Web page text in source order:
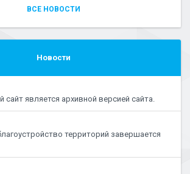
ВСЕ НОВОСТИ
Новости
сайт является архивной версией сайта.
территорий завершается